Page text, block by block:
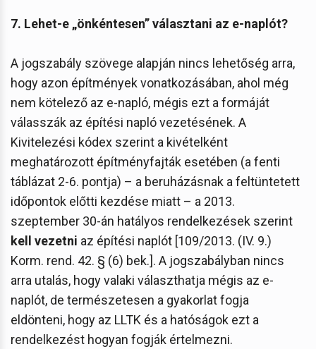
7. Lehet-e „önkéntesen” választani az e-naplót?
A jogszabály szövege alapján nincs lehetőség arra,
hogy azon építmények vonatkozásában, ahol még
nem kötelező az e-napló, mégis ezt a formáját
válasszák az építési napló vezetésének. A
Kivitelezési kódex szerint a kivételként
meghatározott építményfajták esetében (a fenti
táblázat 2-6. pontja) – a beruházásnak a feltüntetett
időpontok előtti kezdése miatt – a 2013.
szeptember 30-án hatályos rendelkezések szerint
kell vezetni az építési naplót [109/2013. (IV. 9.)
Korm. rend. 42. § (6) bek.]. A jogszabályban nincs
arra utalás, hogy valaki választhatja mégis az e-
naplót, de természetesen a gyakorlat fogja
eldönteni, hogy az LLTK és a hatóságok ezt a
rendelkezést hogyan fogják értelmezni.